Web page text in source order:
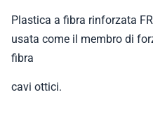
Plastica a fibra rinforzata
usata come il membro di
fibra
cavi ottici.